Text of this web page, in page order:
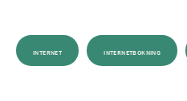
INTERNET INTERNETBOKNING